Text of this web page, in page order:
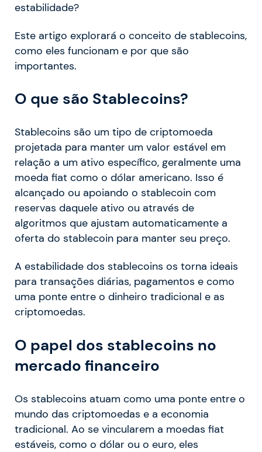
estabilidade?
Este artigo explorará o conceito de stablecoins,
como eles funcionam e por que são
importantes.
O que são Stablecoins?
Stablecoins são um tipo de criptomoeda
projetada para manter um valor estável em
relação a um ativo específico, geralmente uma
moeda fiat como o dólar americano. Isso é
alcançado ou apoiando o stablecoin com
reservas daquele ativo ou através de
algoritmos que ajustam automaticamente a
oferta do stablecoin para manter seu preço.
A estabilidade dos stablecoins os torna ideais
para transações diárias, pagamentos e como
uma ponte entre o dinheiro tradicional e as
criptomoedas.
O papel dos stablecoins no
mercado financeiro
Os stablecoins atuam como uma ponte entre o
mundo das criptomoedas e a economia
tradicional. Ao se vincularem a moedas fiat
estáveis, como o dólar ou o euro, eles